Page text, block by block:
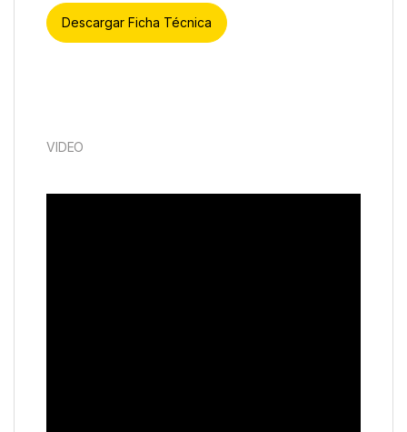
Descargar Ficha Técnica
VIDEO